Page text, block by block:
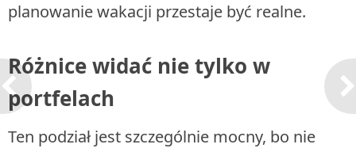
planowanie wakacji przestaje być realne.
Różnice widać nie tylko w
portfelach
Ten podział jest szczególnie mocny, bo nie